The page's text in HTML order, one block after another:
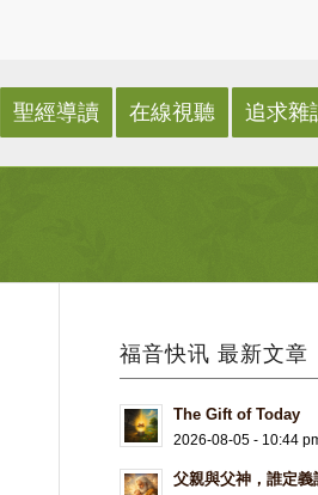
聖經導讀 在線視聽 追求雜
福音快讯 最新文章
The Gift of Today
2026-08-05 - 10:44
父親與父神，誰定義